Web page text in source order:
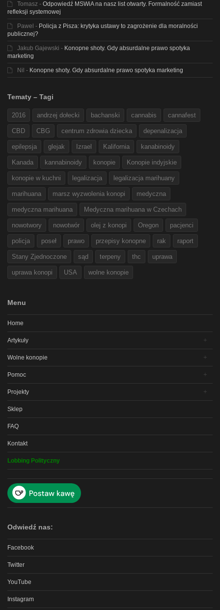
Tomasz - Odpowiedź MSWiA na nasz list otwarty. Formalność zamiast
refleksji systemowej
Pawel - Policja z Pisza: krytyka ustawy to zagrożenie dla moralności
publicznej?
Jakub Gajewski - Konopne shoty. Gdy absurdalne prawo spotyka
marketing
Nil - Konopne shoty. Gdy absurdalne prawo spotyka marketing
Tematy – Tagi
2016 andrzej dołecki bachanski cannabis cannafest
CBD CBG centrum zdrowia dziecka depenalizacja
epilepsja glejak Izrael Kalifornia kanabinoidy
Kanada kannabinoidy konopie Konopie indyjskie
konopie w kuchni legalizacja legalizacja marihuany
marihuana marsz wyzwolenia konopi medyczna
medyczna marihuana Medyczna marihuana w Czechach
nowotwory nowotwór olej z konopi Oregon pacjenci
policja poseł prawo przepisy konopne rak raport
Stany Zjednoczone sąd terpeny thc uprawa
uprawa konopi USA wolne konopie
Menu
Home
Artykuły
Wolne konopie
Pomoc
Projekty
Sklep
FAQ
Kontakt
Lobbing Polityczny
Odwiedź nas:
Facebook
Twitter
YouTube
Instagram